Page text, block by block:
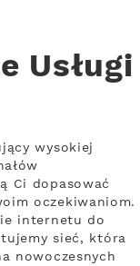
Usługi
wysokiej
Ci dopasować
oczekiwaniom.
internetu do
sieć, która
nowoczesnych